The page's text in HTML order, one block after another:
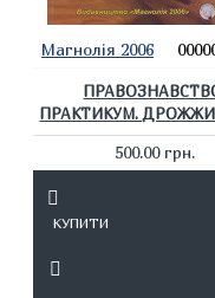
Магнолія 2006
ПРАКТИКУМ.
500.00 грн.
КУПИТИ